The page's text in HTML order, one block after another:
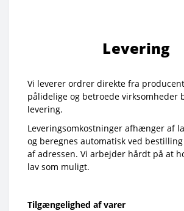
Levering
Vi leverer ordrer direkte fra
pålidelige og betroede virksomheder
levering.
Leveringsomkostninger afhænger af
og beregnes automatisk ved
af adressen. Vi arbejder hårdt på at
lav som muligt.
Tilgængelighed af varer